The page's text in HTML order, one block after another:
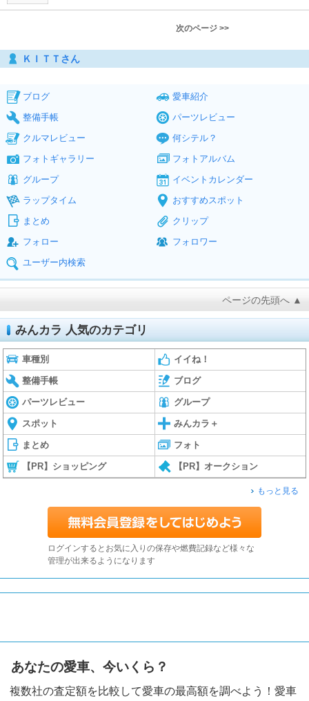
次のページ >>
ＫＩＴＴさん
ブログ
愛車紹介
整備手帳
パーツレビュー
クルマレビュー
何シテル？
フォトギャラリー
フォトアルバム
グループ
イベントカレンダー
ラップタイム
おすすめスポット
まとめ
クリップ
フォロー
フォロワー
ユーザー内検索
ページの先頭へ ▲
みんカラ 人気のカテゴリ
車種別 イイね！
整備手帳 ブログ
パーツレビュー グループ
スポット みんカラ＋
まとめ フォト
【PR】ショッピング 【PR】オークション
もっと見る
ログインするとお気に入りの保存や燃費記録など様々な
管理が出来るようになります
あなたの愛車、今いくら？
複数社の査定額を比較して愛車の最高額を調べよう！愛車